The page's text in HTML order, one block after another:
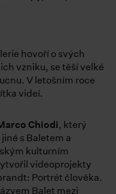
hovoří o svých
vzniku, se těší velké
V letošním roce
videí.
Chiodi, který
s Baletem a
kulturním
videoprojekty
Portrét člověka.
Balet mezi